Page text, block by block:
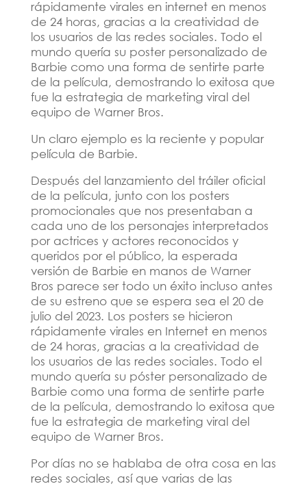
rápidamente virales en internet en menos
de 24 horas, gracias a la creatividad de
los usuarios de las redes sociales. Todo el
mundo quería su poster personalizado de
Barbie como una forma de sentirte parte
de la película, demostrando lo exitosa que
fue la estrategia de marketing viral del
equipo de Warner Bros.
Un claro ejemplo es la reciente y popular
película de Barbie.
Después del lanzamiento del tráiler oficial
de la película, junto con los posters
promocionales que nos presentaban a
cada uno de los personajes interpretados
por actrices y actores reconocidos y
queridos por el público, la esperada
versión de Barbie en manos de Warner
Bros parece ser todo un éxito incluso antes
de su estreno que se espera sea el 20 de
julio del 2023. Los posters se hicieron
rápidamente virales en Internet en menos
de 24 horas, gracias a la creatividad de
los usuarios de las redes sociales. Todo el
mundo quería su póster personalizado de
Barbie como una forma de sentirte parte
de la película, demostrando lo exitosa que
fue la estrategia de marketing viral del
equipo de Warner Bros.
Por días no se hablaba de otra cosa en las
redes sociales, así que varias de las